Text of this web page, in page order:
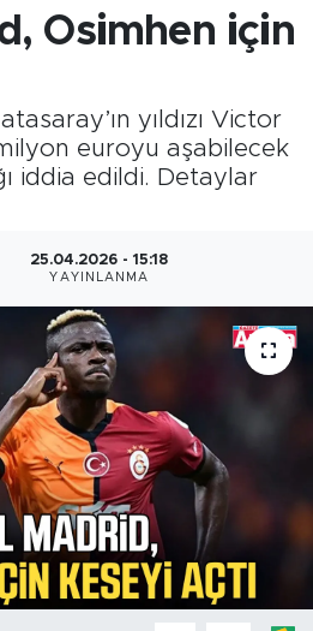
Osimhen için
yıldızı Victor
euroyu aşabilecek
iddia edildi. Detaylar
25.04.2026 - 15:18
YAYINLANMA
ve Fikstür